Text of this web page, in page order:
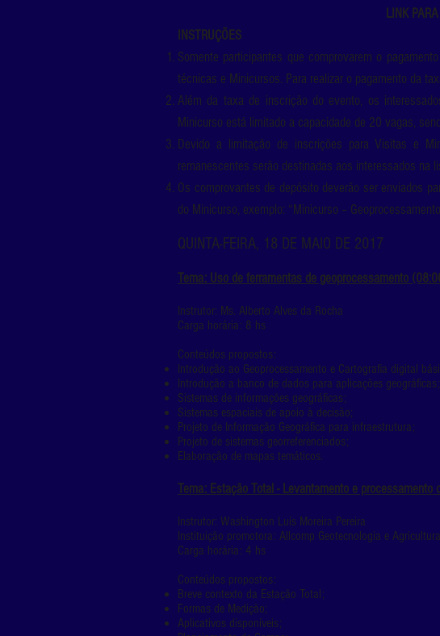
LINK
INSTRUÇÕES
Somente participantes que comprovarem o
técnicas e Minicursos. Para realizar o pagamento da
Além da taxa de inscrição do evento, os
Minicurso está limitado a capacidade de 20 vagas,
Devido a limitação de inscrições para Visitas e
remanescentes serão destinadas aos interessados na
Os comprovantes de depósito deverão ser enviados
do Minicurso, exemplo: “Minicurso –
QUINTA-FEIRA, 18 DE MAIO DE 2017
Tema: Uso de ferramentas de geoprocessamento
Instrutor: Ms. Alberto Alves da Rocha
Carga horária: 8 hs
Conteúdos propostos:
Introdução ao Geoprocessamento e Cartografia digital
Introdução a banco de dados para aplicações geográficas;
Sistemas de informações geográficas;
Sistemas espaciais de apoio à decisão;
Projeto de Informação Geográfica para infraestrutura;
Projeto de sistemas georreferenciados;
Elaboração de mapas temáticos.
Tema: Estação Total - Levantamento e
Instrutor: Washington Luís Moreira Pereira
Instituição promotora: Allcomp Geotecnologia e
Carga horária: 4 hs
Conteúdos propostos:
Breve contexto da Estação Total;
Formas de Medição;
Aplicativos disponíveis;